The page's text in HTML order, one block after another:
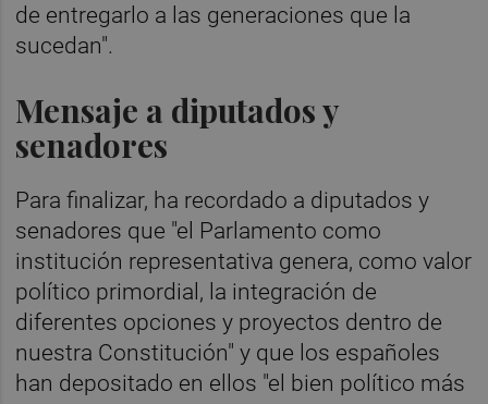
de entregarlo a las generaciones que la
sucedan".
Mensaje a diputados y
senadores
Para finalizar, ha recordado a diputados y
senadores que "el Parlamento como
institución representativa genera, como valor
político primordial, la integración de
diferentes opciones y proyectos dentro de
nuestra Constitución" y que los españoles
han depositado en ellos "el bien político más